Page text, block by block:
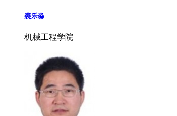
裘乐淼
机械工程学院